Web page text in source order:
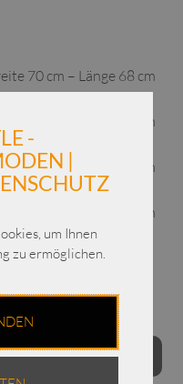
70 cm – Länge 68 cm
65 cm – Länge 73 cm
80 cm – Länge 78 cm
85 cm – Länge 83 cm
DEN PULLOVER IN
-
|
um Ihnen
zu ermöglichen.